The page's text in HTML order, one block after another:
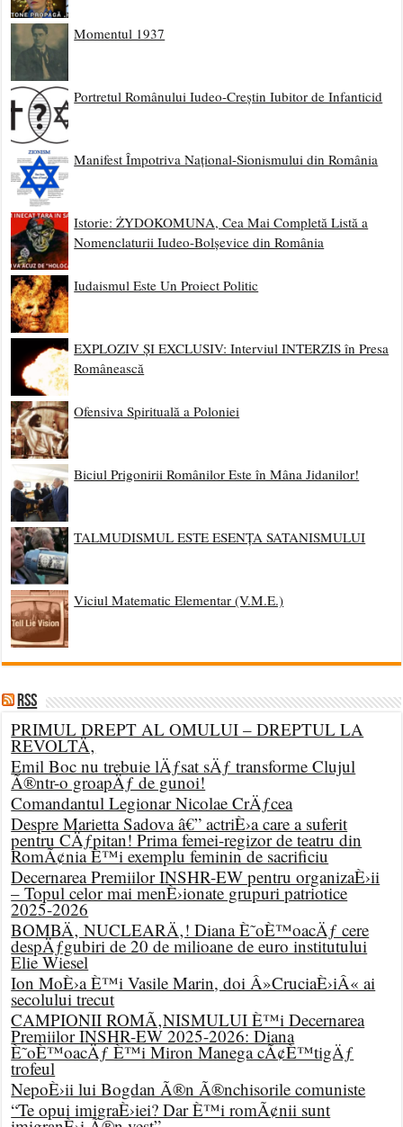
Momentul 1937
Portretul Românului Iudeo-Creștin Iubitor de Infanticid
Manifest Împotriva Național-Sionismului din România
Istorie: ŻYDOKOMUNA, Cea Mai Completă Listă a
Nomenclaturii Iudeo-Bolșevice din România
Iudaismul Este Un Proiect Politic
EXPLOZIV ȘI EXCLUSIV: Interviul INTERZIS în Presa
Românească
Ofensiva Spirituală a Poloniei
Biciul Prigonirii Românilor Este în Mâna Jidanilor!
TALMUDISMUL ESTE ESENȚA SATANISMULUI
Viciul Matematic Elementar (V.M.E.)
RSS
PRIMUL DREPT AL OMULUI – DREPTUL LA
REVOLTÄ‚
Emil Boc nu trebuie lÄƒsat sÄƒ transforme Clujul
Ã®ntr-o groapÄƒ de gunoi!
Comandantul Legionar Nicolae CrÄƒcea
Despre Marietta Sadova â€” actriÈ›a care a suferit
pentru CÄƒpitan! Prima femei-regizor de teatru din
RomÃ¢nia È™i exemplu feminin de sacrificiu
Decernarea Premiilor INSHR-EW pentru organizaÈ›ii
– Topul celor mai menÈ›ionate grupuri patriotice
2025-2026
BOMBÄ‚ NUCLEARÄ‚! Diana È˜oÈ™oacÄƒ cere
despÄƒgubiri de 20 de milioane de euro institutului
Elie Wiesel
Ion MoÈ›a È™i Vasile Marin, doi Â»CruciaÈ›iÂ« ai
secolului trecut
CAMPIONII ROMÃ‚NISMULUI È™i Decernarea
Premiilor INSHR-EW 2025-2026: Diana
È˜oÈ™oacÄƒ È™i Miron Manega cÃ¢È™tigÄƒ
trofeul
NepoÈ›ii lui Bogdan Ã®n Ã®nchisorile comuniste
“Te opui imigraÈ›iei? Dar È™i romÃ¢nii sunt